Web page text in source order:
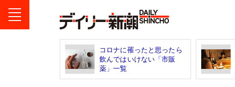
コロナに罹ったと思ったら
飲んではいけない「市販
薬」一覧